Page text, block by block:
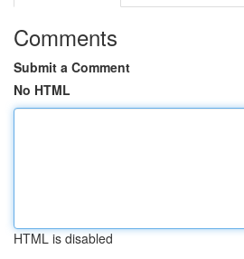
Comments
Submit a Comment
No HTML
HTML is disabled